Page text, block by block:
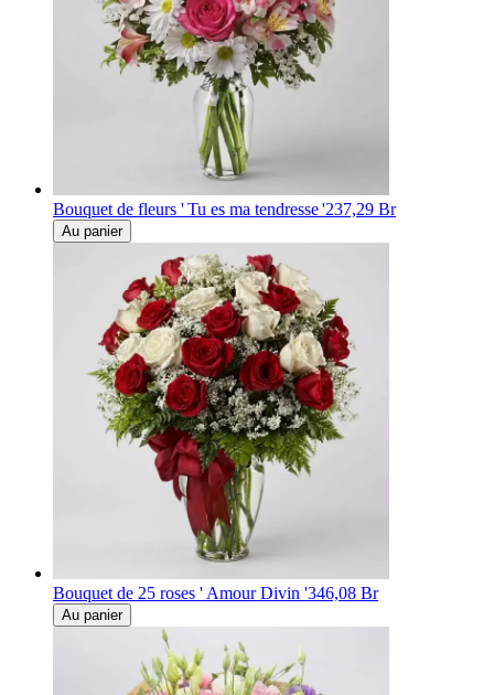
Bouquet de fleurs ' Tu es ma tendresse '237,29 Br
Au panier
Bouquet de 25 roses ' Amour Divin '346,08 Br
Au panier